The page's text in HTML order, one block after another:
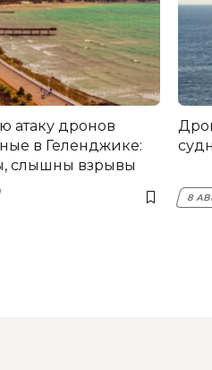
атаку дронов
в Геленджике:
слышны взрывы
8